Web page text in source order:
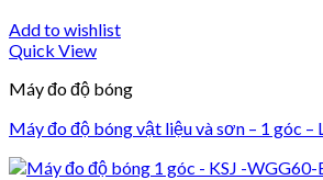
Add to wishlist
Quick View
Máy đo độ bóng
Máy đo độ bóng vật liệu và sơn – 1 góc –